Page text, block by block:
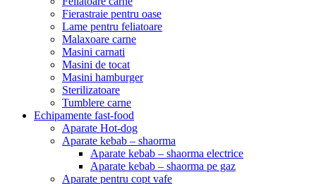
Fierastraie pentru oase
Lame pentru feliatoare
Malaxoare carne
Masini carnati
Masini de tocat
Masini hamburger
Sterilizatoare
Tumblere carne
Echipamente fast-food
Aparate Hot-dog
Aparate kebab – shaorma
Aparate kebab – shaorma electrice
Aparate kebab – shaorma pe gaz
Aparate pentru copt vafe